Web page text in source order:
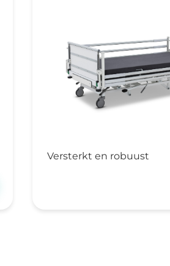
Versterkt en robuust